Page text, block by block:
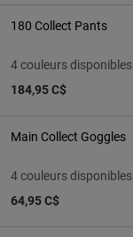
180 Collect Pants
4 couleurs disponibles
184,95 C$
Main Collect Goggles
4 couleurs disponibles
64,95 C$